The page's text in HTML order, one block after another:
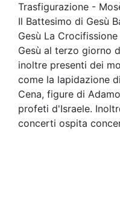
Trasfigurazione -
Il Battesimo di Gesù
Gesù La
Gesù al terzo giorno
inoltre presenti dei
come la lapidazione
Cena, figure di
profeti d'Israele.
concerti ospita